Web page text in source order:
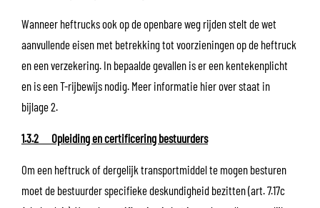
Wanneer heftrucks ook op de openbare weg rijden stelt de wet
aanvullende eisen met betrekking tot voorzieningen op de heftruck
en een verzekering. In bepaalde gevallen is er een kentekenplicht
en is een T-rijbewijs nodig. Meer informatie hier over staat in
bijlage 2.
1.3.2 Opleiding en certificering bestuurders
Om een heftruck of dergelijk transportmiddel te mogen besturen
moet de bestuurder specifieke deskundigheid bezitten (art. 7.17c